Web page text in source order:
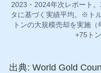
2023・2024年次レポート
タに基づく実績平均。※ト
トンの大規模売却を実施
+75ト
出典: World Gold